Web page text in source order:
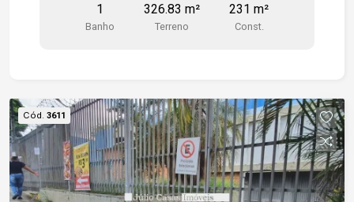
1
Banho
326.83 m²
Terreno
231 m²
Const.
Cód. 3611